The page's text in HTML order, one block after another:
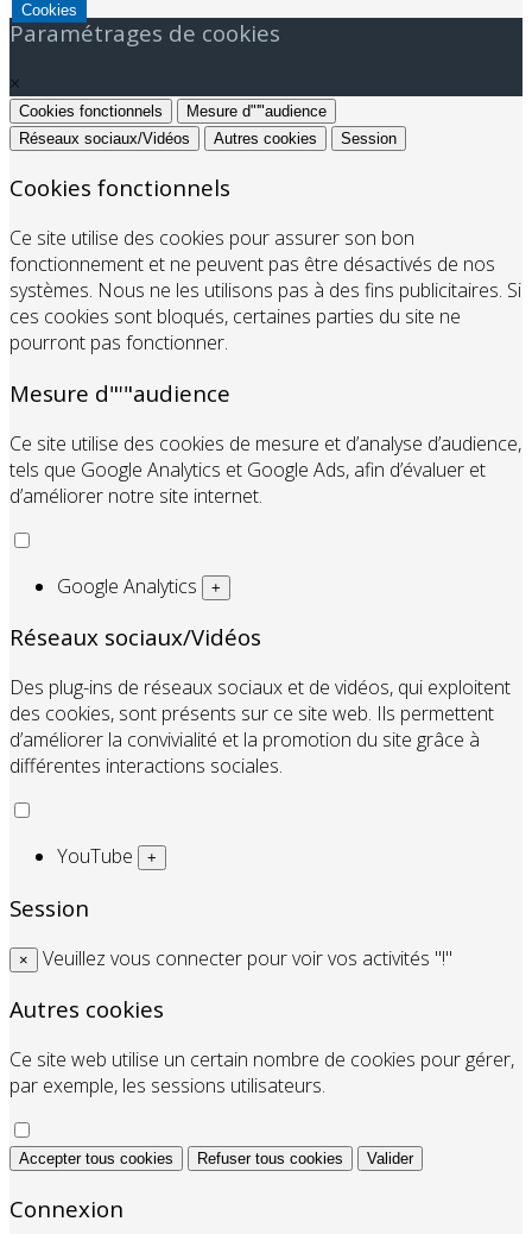
Cookies
Paramétrages de cookies
×
Cookies fonctionnels
Mesure d"'"audience
Réseaux sociaux/Vidéos
Autres cookies Session
Cookies fonctionnels
Ce site utilise des cookies pour assurer son bon
fonctionnement et ne peuvent pas être désactivés de nos
systèmes. Nous ne les utilisons pas à des fins publicitaires. Si
ces cookies sont bloqués, certaines parties du site ne
pourront pas fonctionner.
Mesure d"'"audience
Ce site utilise des cookies de mesure et d’analyse d’audience,
tels que Google Analytics et Google Ads, afin d’évaluer et
d’améliorer notre site internet.
Google Analytics +
Réseaux sociaux/Vidéos
Des plug-ins de réseaux sociaux et de vidéos, qui exploitent
des cookies, sont présents sur ce site web. Ils permettent
d’améliorer la convivialité et la promotion du site grâce à
différentes interactions sociales.
YouTube +
Session
× Veuillez vous connecter pour voir vos activités "!"
Autres cookies
Ce site web utilise un certain nombre de cookies pour gérer,
par exemple, les sessions utilisateurs.
Accepter tous cookies Refuser tous cookies Valider
Connexion